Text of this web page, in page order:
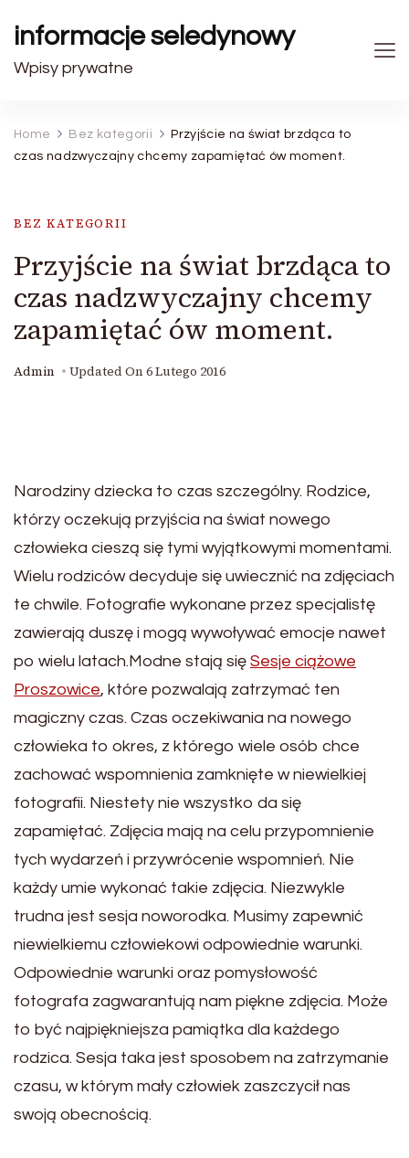
informacje seledynowy
Wpisy prywatne
Home Bez kategorii
Przyjście na świat brzdąca to
czas nadzwyczajny chcemy zapamiętać ów moment.
BEZ KATEGORII
Przyjście na świat brzdąca to
czas nadzwyczajny chcemy
zapamiętać ów moment.
Admin Updated On 6 Lutego 2016
Narodziny dziecka to czas szczególny. Rodzice,
którzy oczekują przyjścia na świat nowego
człowieka cieszą się tymi wyjątkowymi momentami.
Wielu rodziców decyduje się uwiecznić na zdjęciach
te chwile. Fotografie wykonane przez specjalistę
zawierają duszę i mogą wywoływać emocje nawet
po wielu latach.Modne stają się Sesje ciążowe
Proszowice, które pozwalają zatrzymać ten
magiczny czas. Czas oczekiwania na nowego
człowieka to okres, z którego wiele osób chce
zachować wspomnienia zamknięte w niewielkiej
fotografii. Niestety nie wszystko da się
zapamiętać. Zdjęcia mają na celu przypomnienie
tych wydarzeń i przywrócenie wspomnień. Nie
każdy umie wykonać takie zdjęcia. Niezwykle
trudna jest sesja noworodka. Musimy zapewnić
niewielkiemu człowiekowi odpowiednie warunki.
Odpowiednie warunki oraz pomysłowość
fotografa zagwarantują nam piękne zdjęcia. Może
to być najpiękniejsza pamiątka dla każdego
rodzica. Sesja taka jest sposobem na zatrzymanie
czasu, w którym mały człowiek zaszczycił nas
swoją obecnością.